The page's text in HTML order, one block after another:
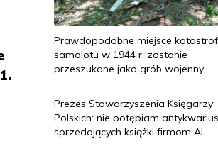
Prawdopodobne miejsce
samolotu w 1944 r. zostanie
przeszukane jako grób wojenny
Prezes Stowarzyszenia Księgarzy
Polskich: nie potępiam
sprzedających książki firmom AI